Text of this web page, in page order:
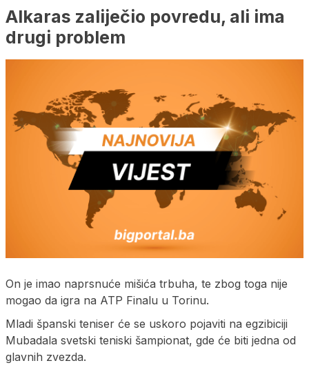
Alkaras zaliječio povredu, ali ima
drugi problem
On je imao naprsnuće mišića trbuha, te zbog toga nije
mogao da igra na ATP Finalu u Torinu.
Mladi španski teniser će se uskoro pojaviti na egzibiciji
Mubadala svetski teniski šampionat, gde će biti jedna od
glavnih zvezda.